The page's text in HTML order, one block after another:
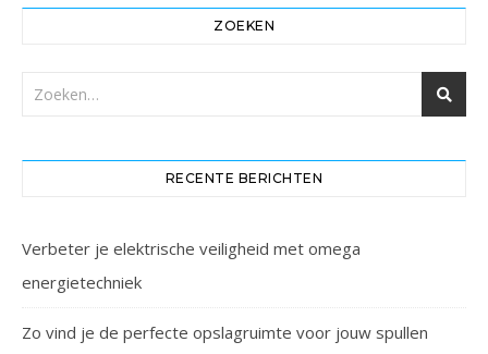
ZOEKEN
RECENTE BERICHTEN
Verbeter je elektrische veiligheid met omega
energietechniek
Zo vind je de perfecte opslagruimte voor jouw spullen